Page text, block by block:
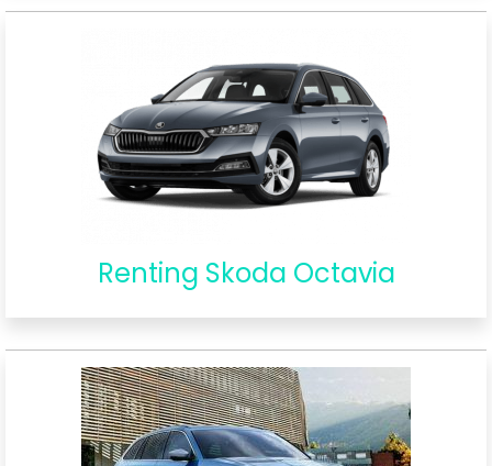
Renting Skoda Octavia